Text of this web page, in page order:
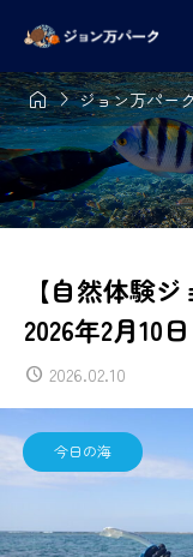
ジョン万パー
【自然体験
2026年2月10日
2026.02.10
今日の海